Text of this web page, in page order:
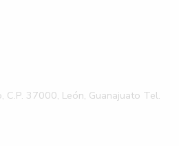
C.P. 37000, León, Guanajuato Tel.